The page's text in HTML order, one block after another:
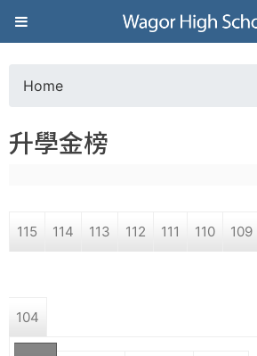
Jump to navigation
葳
格
高
學
o
a
e
Home
升學金榜
115 114 113 112 111 110 109
104